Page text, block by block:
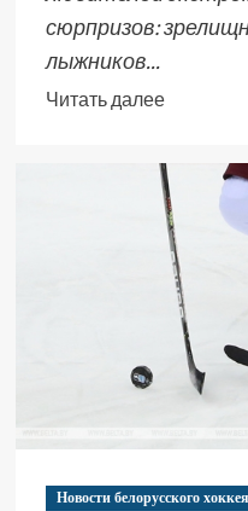
сюрпризов:
лыжников...
Читать далее
Новости белорусского хоккея